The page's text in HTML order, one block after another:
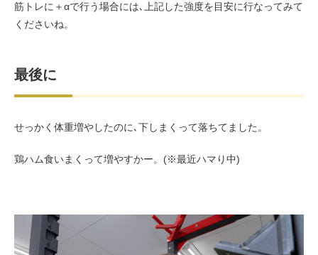
筋トレに＋αで行う場合には､上記した強度を目安に行なってみて
くださいね。
最後に
せっかく体重増やしたのに､下しまくって落ちてました。
鶏ハム食いまくって増やすかー。(※最近ハマり中)